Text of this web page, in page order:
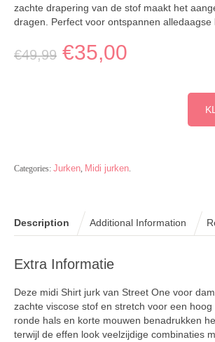
zachte drapering van de stof maakt het
dragen. Perfect voor ontspannen alledaagse
€49,99 €35,00
Categories: Jurken Midi jurken
Description Additional Information
Extra Informatie
Deze midi Shirt jurk van Street One voor
zachte viscose stof en stretch voor een
ronde hals en korte mouwen benadrukken
terwijl de effen look veelzijdige combinaties